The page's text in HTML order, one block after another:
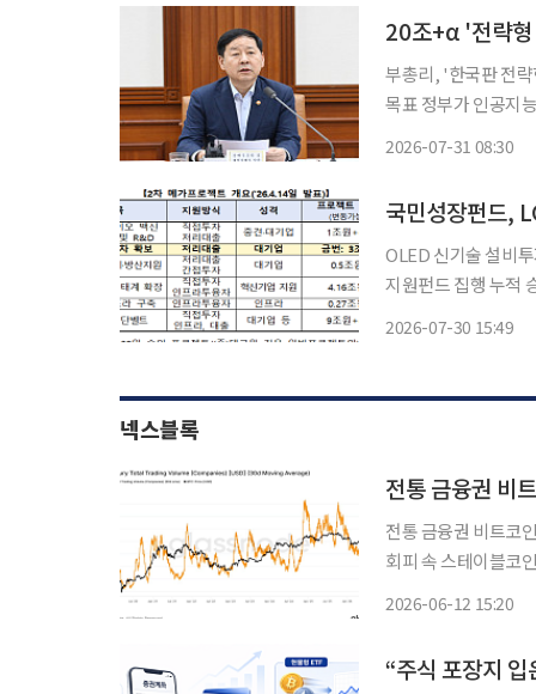
20조+α '전략
부총리, '한국판 전
목표 정부가 인공지능(AI)·반도체 등 전략산업 투자 등을 위한 '한국형 전략형 국부펀드'를
2026-07-31 08:30
국민성장펀드,
OLED 신기술 설비
지원펀드 집행 누적 승인액 16.3
2026-07-30 15:49
넥스블록
전통 금융권 비
전통 금융권 비트코
회피 속 스테이블코인 도미넌스 15%까
2026-06-12 15:20
“주식 포장지